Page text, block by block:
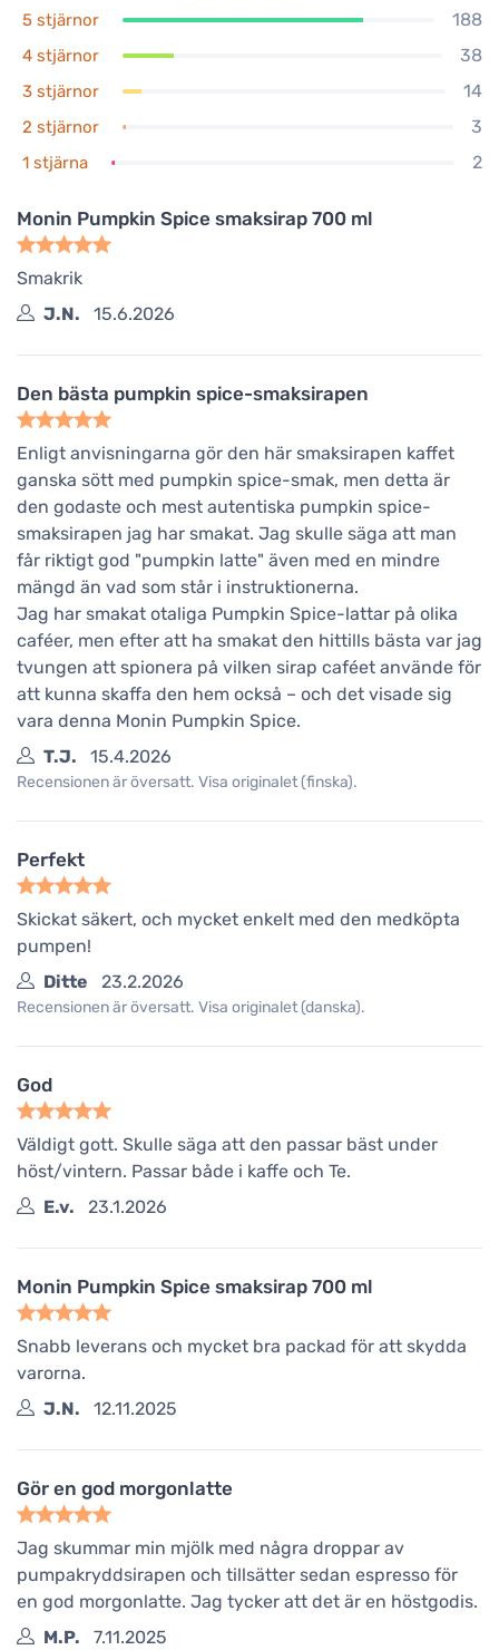
5 stjärnor 188
4 stjärnor 38
3 stjärnor 14
2 stjärnor 3
1 stjärna 2
Monin Pumpkin Spice smaksirap 700 ml
Smakrik
J.N.
15.6.2026
Den bästa pumpkin spice-smaksirapen
Enligt anvisningarna gör den här smaksirapen kaffet
ganska sött med pumpkin spice-smak, men detta är
den godaste och mest autentiska pumpkin spice-
smaksirapen jag har smakat. Jag skulle säga att man
får riktigt god "pumpkin latte" även med en mindre
mängd än vad som står i instruktionerna.
Jag har smakat otaliga Pumpkin Spice-lattar på olika
caféer, men efter att ha smakat den hittills bästa var jag
tvungen att spionera på vilken sirap caféet använde för
att kunna skaffa den hem också – och det visade sig
vara denna Monin Pumpkin Spice.
T.J.
15.4.2026
Recensionen är översatt. Visa originalet (finska).
Perfekt
Skickat säkert, och mycket enkelt med den medköpta
pumpen!
Ditte
23.2.2026
Recensionen är översatt. Visa originalet (danska).
God
Väldigt gott. Skulle säga att den passar bäst under
höst/vintern. Passar både i kaffe och Te.
E.v.
23.1.2026
Monin Pumpkin Spice smaksirap 700 ml
Snabb leverans och mycket bra packad för att skydda
varorna.
J.N.
12.11.2025
Gör en god morgonlatte
Jag skummar min mjölk med några droppar av
pumpakryddsirapen och tillsätter sedan espresso för
en god morgonlatte. Jag tycker att det är en höstgodis.
M.P.
7.11.2025